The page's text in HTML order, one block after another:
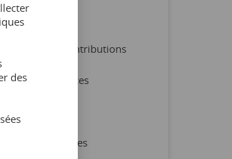
de cas et contributions
et tendances
et partenaires
des